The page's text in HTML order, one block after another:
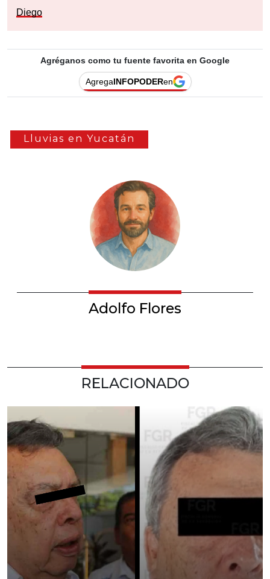
Diego
Agréganos como tu fuente favorita en Google
AgregaINFOPODERen
Lluvias en Yucatán
Adolfo Flores
RELACIONADO